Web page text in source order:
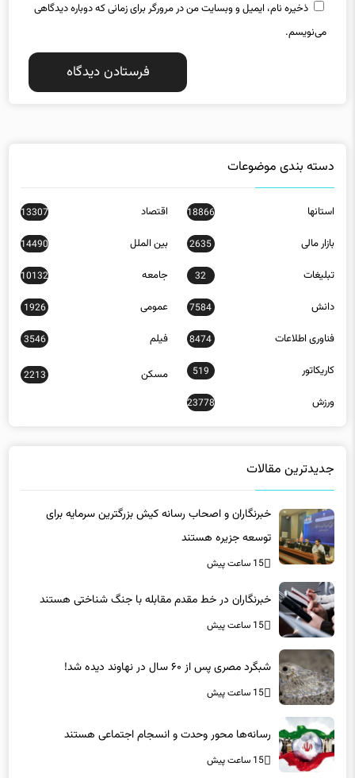
می‌نویسم.
استانها
بازار مالی 2635
14490
تبلیغات 32 جامعه 10132
دانش 7584 عمومی 1926
فناوری اطلاعات 8474 فیلم 3546
کاریکاتور 519
2213
ورزش 23778
خبرنگاران و اصحاب رسانه کیش بزرگترین سرمایه برای
توسعه جزیره هستند
15 ساعت پیش
15 ساعت پیش
15 ساعت پیش
15 ساعت پیش